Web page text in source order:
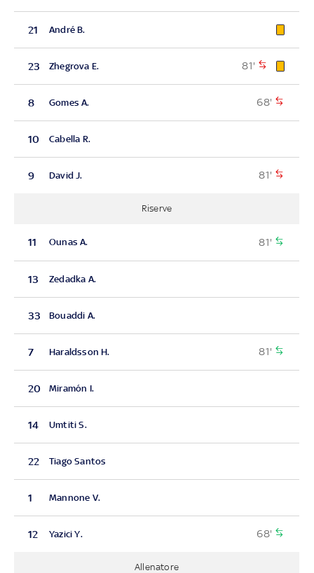
21 André B.
23 Zhegrova E. 81'
8 Gomes A. 68'
10 Cabella R.
9 David J. 81'
Riserve
11 Ounas A. 81'
13 Zedadka A.
33 Bouaddi A.
7 Haraldsson H. 81'
20 Miramón I.
14 Umtiti S.
22 Tiago Santos
1 Mannone V.
12 Yazici Y. 68'
Allenatore